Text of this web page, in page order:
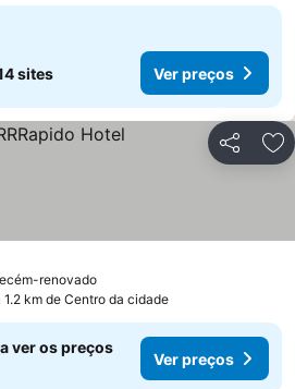
sites Ver preços
Partilhar
renovado
1.2 km de Centro da cidade
ver os preços
Ver preços